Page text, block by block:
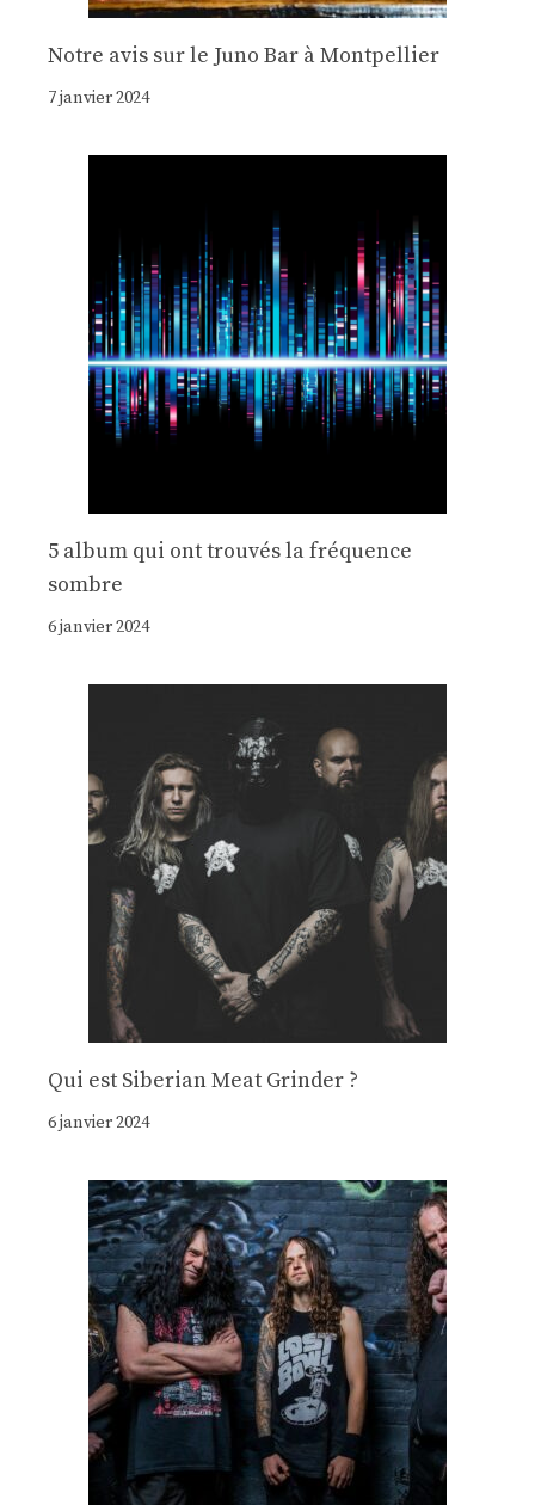
Notre avis sur le Juno Bar à Montpellier
7 janvier 2024
5 album qui ont trouvés la fréquence
sombre
6 janvier 2024
Qui est Siberian Meat Grinder ?
6 janvier 2024